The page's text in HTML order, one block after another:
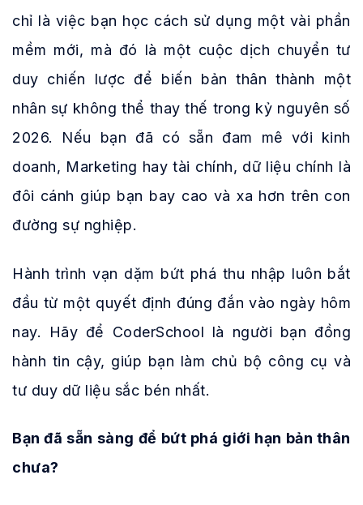
chỉ là việc bạn học cách sử dụng một vài phần
mềm mới, mà đó là một cuộc dịch chuyển tư
duy chiến lược để biến bản thân thành một
nhân sự không thể thay thế trong kỷ nguyên số
2026. Nếu bạn đã có sẵn đam mê với kinh
doanh, Marketing hay tài chính, dữ liệu chính là
đôi cánh giúp bạn bay cao và xa hơn trên con
đường sự nghiệp.
Hành trình vạn dặm bứt phá thu nhập luôn bắt
đầu từ một quyết định đúng đắn vào ngày hôm
nay. Hãy để CoderSchool là người bạn đồng
hành tin cậy, giúp bạn làm chủ bộ công cụ và
tư duy dữ liệu sắc bén nhất.
Bạn đã sẵn sàng để bứt phá giới hạn bản thân
chưa?